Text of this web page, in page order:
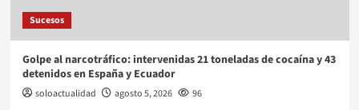
Sucesos
Golpe al narcotráfico: intervenidas 21 toneladas de cocaína y 43
detenidos en España y Ecuador
soloactualidad agosto 5, 2026 96